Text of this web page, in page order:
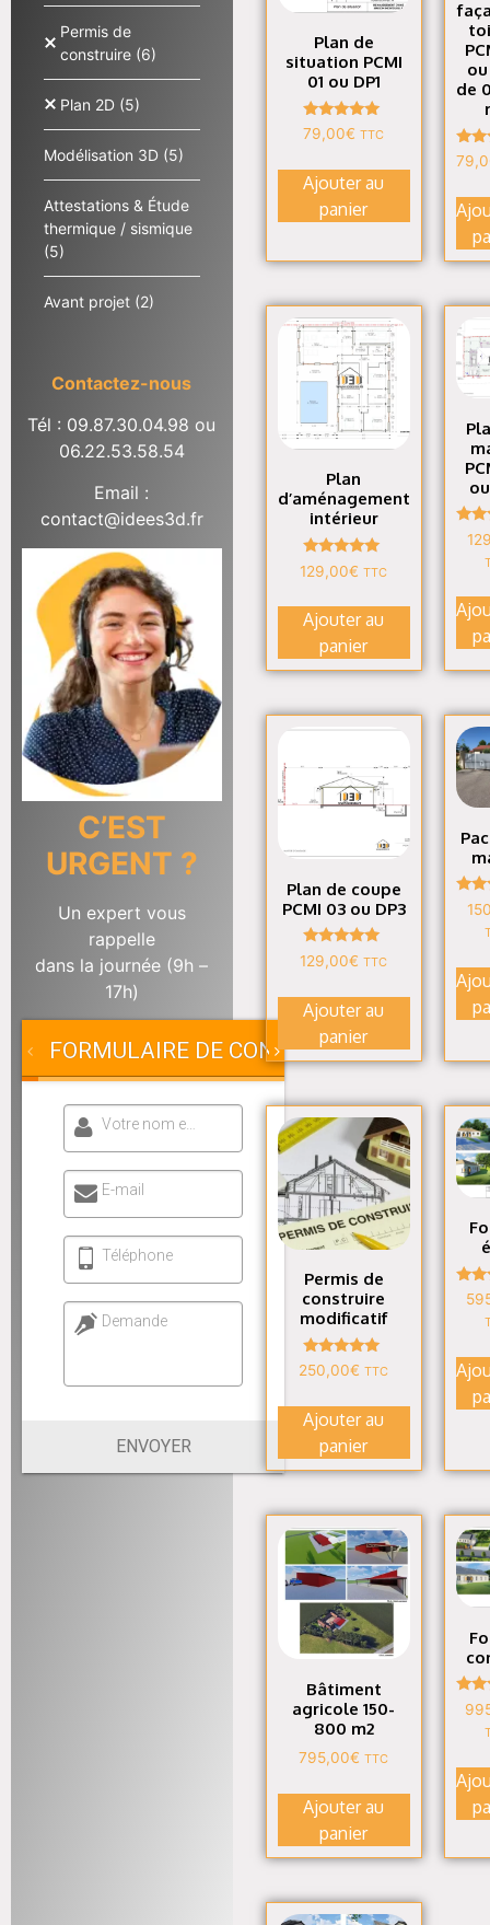
Permis de
construire (6)
Plan 2D (5)
Modélisation 3D (5)
Attestations & Étude
thermique / sismique
(5)
Avant projet (2)
Contactez-nous
Tél : 09.87.30.04.98 ou
06.22.53.58.54
Email :
contact@idees3d.fr
C’EST
URGENT ?
Un expert vous
rappelle
dans la journée (9h –
17h)
FORMULAIRE DE CONTACT
Votre nom et prénom
E-mail
Téléphone
Demande
ENVOYER
Plan de
situation PCMI
01 ou DP1
Note
4.86
79,00€ TTC
Ajouter au
panier
de
Plan
d’aménagement
intérieur
Note
4.94
129,00€ TTC
Ajouter au
panier
Plan de coupe
PCMI 03 ou DP3
Note
4.90
129,00€ TTC
Ajouter au
panier
Permis de
construire
modificatif
Note
5.00
250,00€ TTC
Ajouter au
panier
Bâtiment
agricole 150-
800 m2
795,00€ TTC
Ajouter au
panier